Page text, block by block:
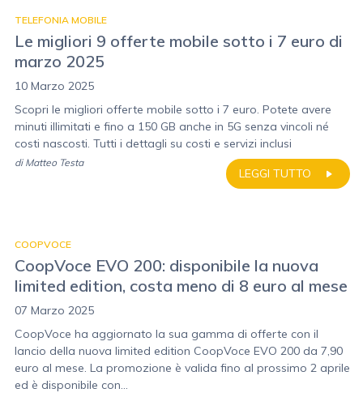
TELEFONIA MOBILE
Le migliori 9 offerte mobile sotto i 7 euro di
marzo 2025
10 Marzo 2025
Scopri le migliori offerte mobile sotto i 7 euro. Potete avere
minuti illimitati e fino a 150 GB anche in 5G senza vincoli né
costi nascosti. Tutti i dettagli su costi e servizi inclusi
LEGGI TUTTO
di Matteo Testa
COOPVOCE
CoopVoce EVO 200: disponibile la nuova
limited edition, costa meno di 8 euro al mese
07 Marzo 2025
CoopVoce ha aggiornato la sua gamma di offerte con il
lancio della nuova limited edition CoopVoce EVO 200 da 7,90
euro al mese. La promozione è valida fino al prossimo 2 aprile
ed è disponibile con...